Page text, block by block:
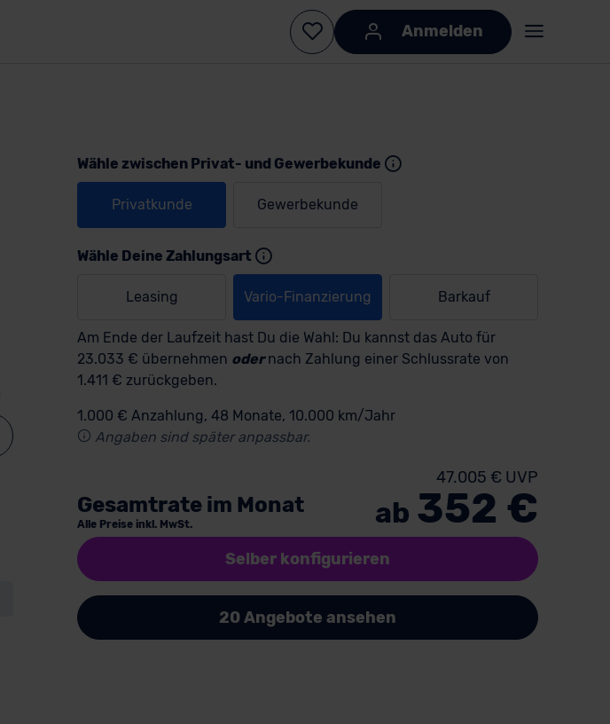
Anmelden
Wähle zwischen Privat- und Gewerbekunde
Privatkunde Gewerbekunde
Wähle Deine Zahlungsart
Leasing Vario-Finanzierung Barkauf
Am Ende der Laufzeit hast Du die Wahl: Du kannst das Auto für
23.033 € übernehmen odernach Zahlung einer Schlussrate von
1.411 € zurückgeben.
1.000 € Anzahlung, 48 Monate, 10.000 km/Jahr
Angaben sind später anpassbar.
Gesamtrate im Monat
Alle Preise inkl. MwSt.
47.005 € UVP
ab 352 €
Selber konfigurieren
20 Angebote ansehen